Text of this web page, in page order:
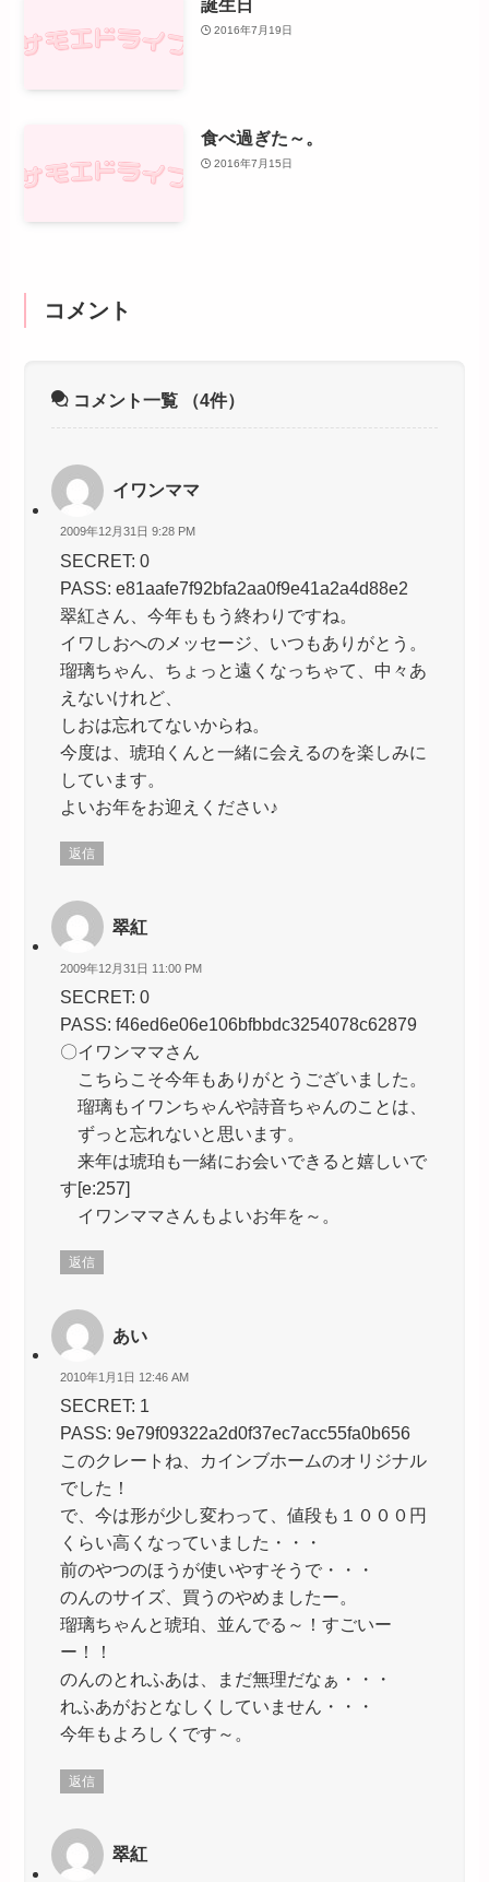
誕生日
2016年7月19日
食べ過ぎた～。
2016年7月15日
コメント
コメント一覧 （4件）
イワンママ
2009年12月31日 9:28 PM
SECRET: 0
PASS: e81aafe7f92bfa2aa0f9e41a2a4d88e2
翠紅さん、今年ももう終わりですね。
イワしおへのメッセージ、いつもありがとう。
瑠璃ちゃん、ちょっと遠くなっちゃて、中々あ
えないけれど、
しおは忘れてないからね。
今度は、琥珀くんと一緒に会えるのを楽しみに
しています。
よいお年をお迎えください♪
返信
翠紅
2009年12月31日 11:00 PM
SECRET: 0
PASS: f46ed6e06e106bfbbdc3254078c62879
〇イワンママさん
こちらこそ今年もありがとうございました。
瑠璃もイワンちゃんや詩音ちゃんのことは、
ずっと忘れないと思います。
来年は琥珀も一緒にお会いできると嬉しいで
す[e:257]
イワンママさんもよいお年を～。
返信
あい
2010年1月1日 12:46 AM
SECRET: 1
PASS: 9e79f09322a2d0f37ec7acc55fa0b656
このクレートね、カインブホームのオリジナル
でした！
で、今は形が少し変わって、値段も１０００円
くらい高くなっていました・・・
前のやつのほうが使いやすそうで・・・
のんのサイズ、買うのやめましたー。
瑠璃ちゃんと琥珀、並んでる～！すごいー
ー！！
のんのとれふあは、まだ無理だなぁ・・・
れふあがおとなしくしていません・・・
今年もよろしくです～。
返信
翠紅